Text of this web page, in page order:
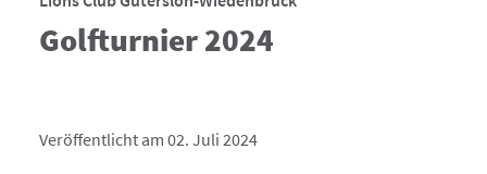
Golfturnier 2024
Veröffentlicht am 02. Juli 2024